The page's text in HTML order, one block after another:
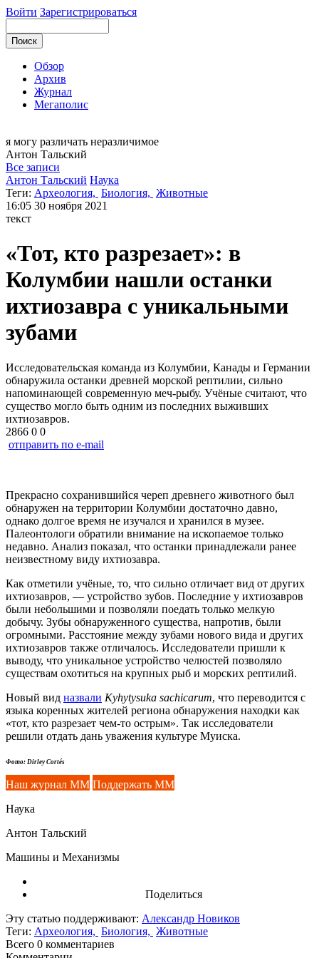
Войти Зарегистрироваться
Обзор
Архив
Журнал
Мегаполис
я могу различать неразличимое
Антон Тальский
Все записи
Антон Тальский Наука
Теги: Археология, Биология, Животные
16:05 30 ноября 2021
текст
«Тот, кто разрезает»: в
Колумбии нашли останки
ихтиозавра с уникальными
зубами
Исследовательская команда из Колумбии, Канады и Германии
обнаружила останки древней морской рептилии, сильно
напоминающей современную меч-рыбу. Учёные считают, что
существо могло быть одним из последних выживших
ихтиозавров.
2866 0 0
отправить по e-mail
Прекрасно сохранившийся череп древнего животного был
обнаружен на территории Колумбии достаточно давно,
однако долгое время не изучался и хранился в музее.
Палеонтологи обратили внимание на ископаемое только
недавно. Анализ показал, что останки принадлежали ранее
неизвестному виду ихтиозавра.
Как отметили учёные, то, что сильно отличает вид от других
ихтиозавров, — устройство зубов. Последние у ихтиозавров
были небольшими и позволяли поедать только мелкую
добычу. Зубы обнаруженного существа, напротив, были
огромными. Расстояние между зубами нового вида и других
ихтиозавров также отличалось. Исследователи пришли к
выводу, что уникальное устройство челюстей позволяло
существам охотиться на крупных рыб и морских рептилий.
Новый вид назвали Kyhytysuka sachicarum, что переводится с
языка коренных жителей региона обнаружения находки как
«тот, кто разрезает чем-то острым». Так исследователи
решили отдать дань уважения культуре Муиска.
Фото: Dirley Cortés
Наш журнал ММ Поддержать ММ
Наука
Антон Тальский
Машины и Механизмы
Поделиться
Эту статью поддерживают: Александр Новиков
Теги: Археология, Биология, Животные
Всего 0 комментариев